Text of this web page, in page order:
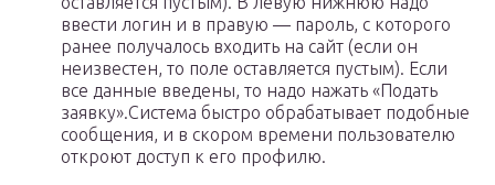
ввести логин и в правую — пароль, с которого
ранее получалось входить на сайт (если он
неизвестен, то поле оставляется пустым). Если
все данные введены, то надо нажать «Подать
заявку».Система быстро обрабатывает подобные
сообщения, и в скором времени пользователю
откроют доступ к его профилю.